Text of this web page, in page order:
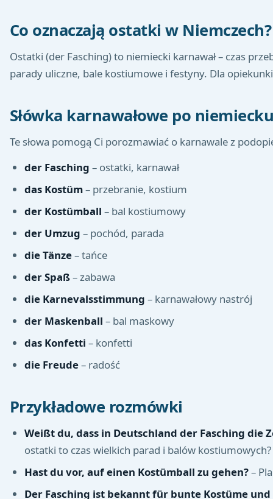
Co oznaczają ostatki w Niemczech?
Ostatki (der Fasching) to niemiecki karnawał – czas
parady uliczne, bale kostiumowe i festyny. Dla
Słówka karnawałowe po
Te słowa pomogą Ci porozmawiać o karnawale z
der Fasching – ostatki, karnawał
das Kostüm– przebranie, kostium
der Kostümball – bal kostiumowy
der Umzug – pochód, parada
die Tänze– tańce
der Spaß– zabawa
die Karnevalsstimmung – karnawałowy nastrój
der Maskenball – bal maskowy
das Konfetti – konfetti
die Freude– radość
Przykładowe rozmówki
Weißt du, dass in Deutschland der Fasching die
ostatki to czas wielkich parad i balów kostiumowych?
Hast du vor, auf einen Kostümball zu gehen?–
Der Fasching ist bekannt für bunte Kostüme und